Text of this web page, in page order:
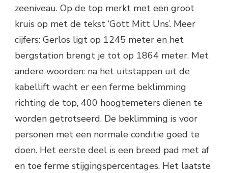
zeeniveau. Op de top merkt met een groot
kruis op met de tekst ‘Gott Mitt Uns’. Meer
cijfers: Gerlos ligt op 1245 meter en het
bergstation brengt je tot op 1864 meter. Met
andere woorden: na het uitstappen uit de
kabellift wacht er een ferme beklimming
richting de top, 400 hoogtemeters dienen te
worden getrotseerd. De beklimming is voor
personen met een normale conditie goed te
doen. Het eerste deel is een breed pad met af
en toe ferme stijgingspercentages. Het laatste